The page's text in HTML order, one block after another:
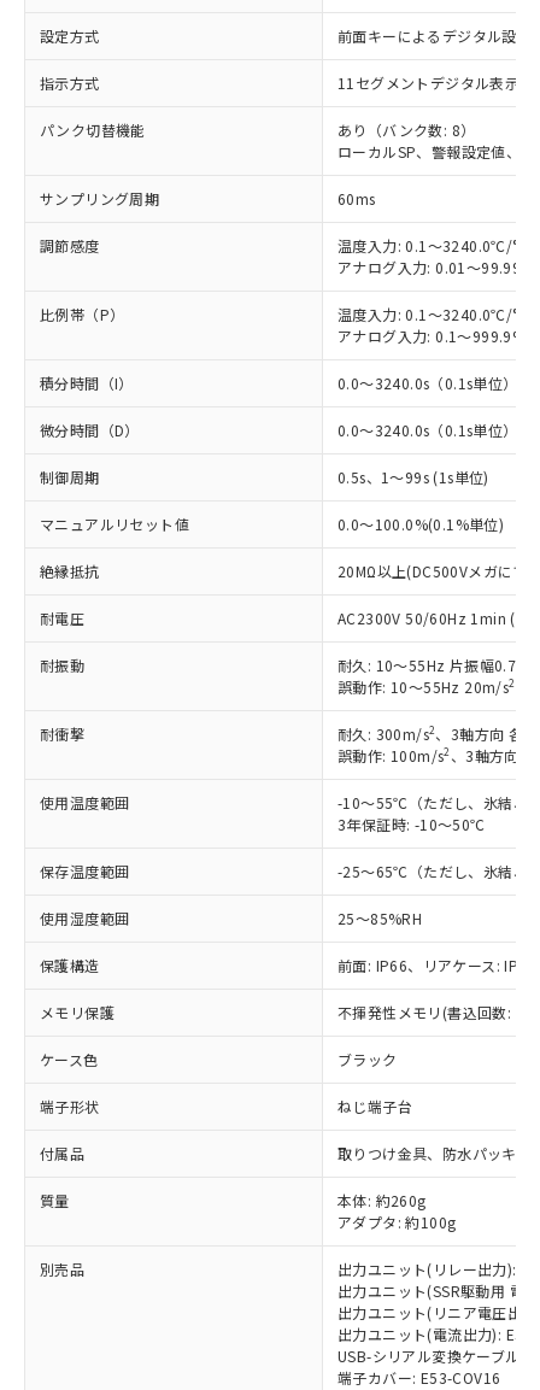
設定方式 前面キーによるデジタル設定
指示方式 11セグメントデジタル表示
パンク切替機能
あり（バンク数: 8）
ローカルSP、警報設定値、
サンプリング周期 60ms
調節感度
温度入力: 0.1～3240.0℃/°F
アナログ入力: 0.01～
比例帯（P）
温度入力: 0.1～3240.0℃/°F
アナログ入力: 0.1～
積分時間（I） 0.0～3240.0s（0.1s単位）
微分時間（D） 0.0～3240.0s（0.1s単位）
制御周期 0.5s、1～99s (1s単位)
マニュアルリセット値 0.0～100.0%(0.1%単位)
絶縁抵抗 20MΩ以上(DC500Vメガにて)
耐電圧 AC2300V 50/60Hz 1min (異
耐振動
耐久: 10～55Hz 片振幅
誤動作: 10～55Hz 20m/s2
耐衝撃 耐久: 300m/s2、3軸方向 各3
誤動作: 100m/s2 、3軸方向
使用温度範囲
-10～55℃（ただし、氷結、
3年保証時: -10～50℃
保存温度範囲 -25～65℃（ただし、氷結、
使用湿度範囲 25～85%RH
保護構造 前面: IP66、リアケース:
メモリ保護 不揮発性メモリ(書込回数:
ケース色 ブラック
端子形状 ねじ端子台
付属品 取りつけ金具、防水パッキン
質量
本体: 約260g
アダプタ: 約100g
別売品
出力ユニット(リレー出力):
出力ユニット(SSR駆動用 電
出力ユニット(リニア電圧出
出力ユニット(電流出力):
USB-シリアル変換ケーブル:
端子カバー: E53-COV16
以下の条件をお読みいただき、同意のうえ
本サービスは、当社制御機器事業取扱
商品の当社在庫状況および標準価格
(税抜)を提供させていただくもので
当社制御機器事業取扱商品の中には、
本サービスの対象外となる商品もある
※1 対応状況
対応済み：EU RoHS指令（10物質）の
非含有に対応した製品が提供可能な商品で
対応予定：EU RoHS指令（10物質）の非含
有に対応した製品に切り替える予定のある
商品です。
対応予定なし：EU RoHS指令（10物質）の
非含有に非対応の商品で、対応品を出す予
調査・確認中：EU RoHS指令（10物質）の
非含有の対応状況を調査中または確認中の
非該当品：ライセンス料など無形物で、有
害物質有無と関係のない商品です。
仕入先様の事情により、非含有部品として
いたものが、含有品と判明した場合などや
「○」：最大均質材料含有率が中国RoHSの
基準値以下であることを示します。
「×」：最大均質材料含有率が中国RoHSの
基準値を超えていることを示します。
「－」：未確認です。当社販売部門へお問
当社は、これら貴社製品のうち、外国